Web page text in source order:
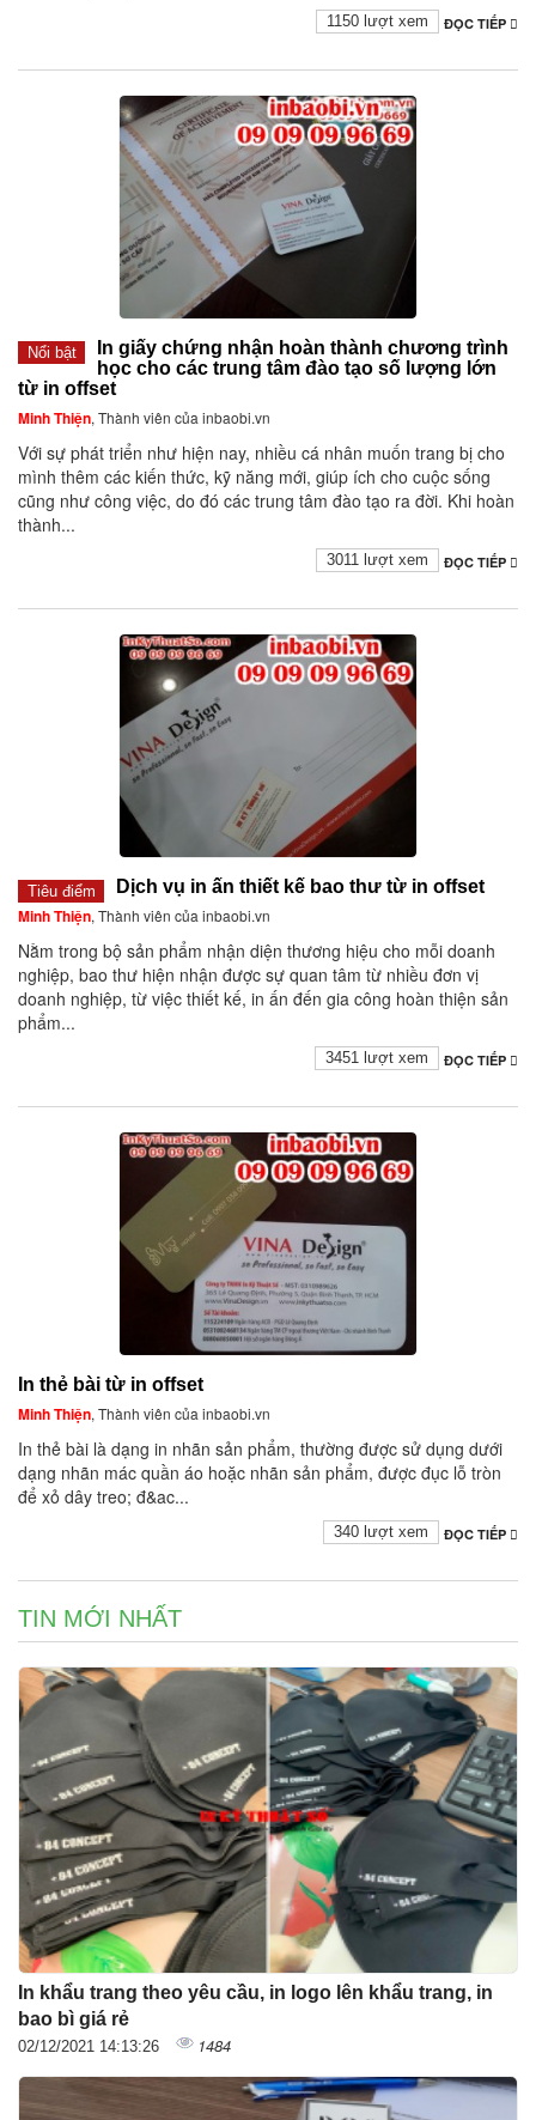
ĐỌC TIẾP
1150 lượt xem
Nổi bật
In giấy chứng nhận hoàn thành chương trình
học cho các trung tâm đào tạo số lượng lớn
từ in offset
Minh Thiện, Thành viên của inbaobi.vn
Với sự phát triển như hiện nay, nhiều cá nhân muốn trang bị cho
mình thêm các kiến thức, kỹ năng mới, giúp ích cho cuộc sống
cũng như công việc, do đó các trung tâm đào tạo ra đời. Khi hoàn
thành...
ĐỌC TIẾP
3011 lượt xem
Tiêu điểm Dịch vụ in ấn thiết kế bao thư từ in offset
Minh Thiện, Thành viên của inbaobi.vn
Nằm trong bộ sản phẩm nhận diện thương hiệu cho mỗi doanh
nghiệp, bao thư hiện nhận được sự quan tâm từ nhiều đơn vị
doanh nghiệp, từ việc thiết kế, in ấn đến gia công hoàn thiện sản
phẩm...
ĐỌC TIẾP
3451 lượt xem
In thẻ bài từ in offset
Minh Thiện, Thành viên của inbaobi.vn
In thẻ bài là dạng in nhãn sản phẩm, thường được sử dụng dưới
dạng nhãn mác quần áo hoặc nhãn sản phẩm, được đục lỗ tròn
để xỏ dây treo; đ&ac...
ĐỌC TIẾP
340 lượt xem
TIN MỚI NHẤT
In khẩu trang theo yêu cầu, in logo lên khẩu trang, in
bao bì giá rẻ
02/12/2021 14:13:26 1484